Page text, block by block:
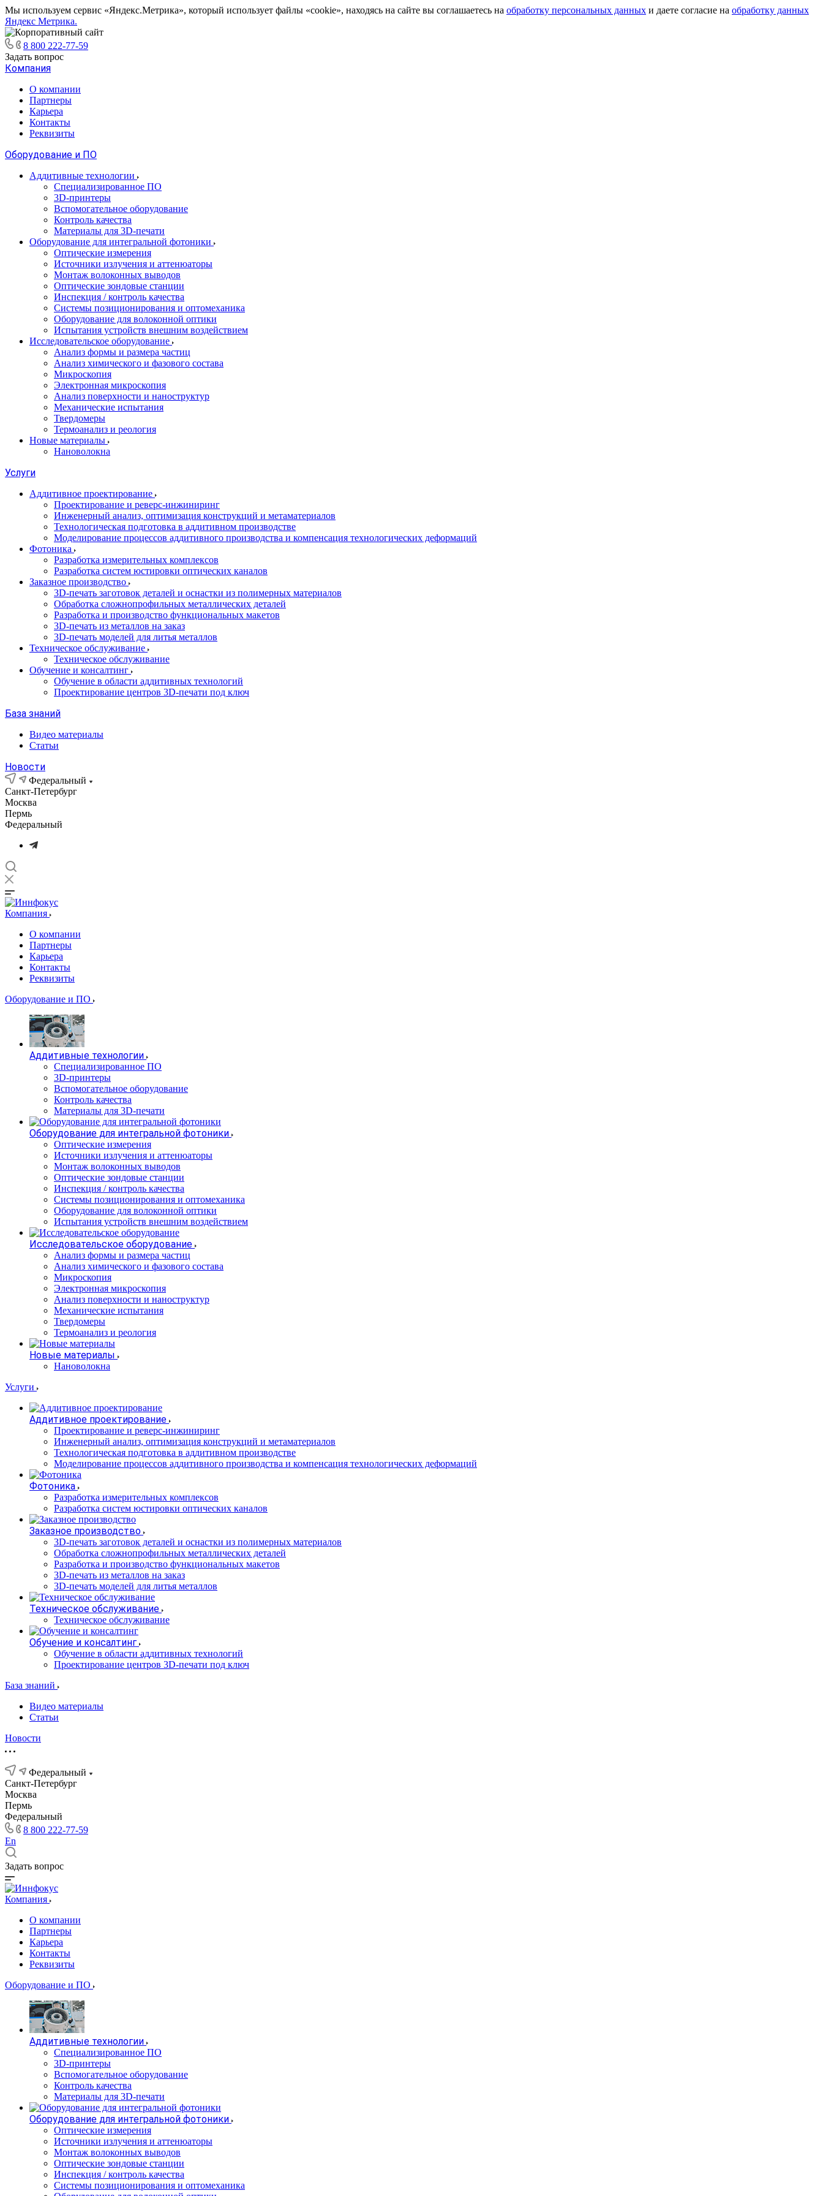
Мы используем сервис «Яндекс.Метрика», который использует файлы «cookie», находясь на сайте вы соглашаетесь на обработку персональных данных и даете согласие на обработку данных
Яндекс Метрика.
8 800 222-77-59
Задать вопрос
Компания
О компании
Партнеры
Карьера
Контакты
Реквизиты
Оборудование и ПО
Аддитивные технологии
Специализированное ПО
3D-принтеры
Вспомогательное оборудование
Контроль качества
Материалы для 3D-печати
Оборудование для интегральной фотоники
Оптические измерения
Источники излучения и аттенюаторы
Монтаж волоконных выводов
Оптические зондовые станции
Инспекция / контроль качества
Системы позиционирования и оптомеханика
Оборудование для волоконной оптики
Испытания устройств внешним воздействием
Исследовательское оборудование
Анализ формы и размера частиц
Анализ химического и фазового состава
Микроскопия
Электронная микроскопия
Анализ поверхности и наноструктур
Механические испытания
Твердомеры
Термоанализ и реология
Новые материалы
Нановолокна
Услуги
Аддитивное проектирование
Проектирование и реверс-инжиниринг
Инженерный анализ, оптимизация конструкций и метаматериалов
Технологическая подготовка в аддитивном производстве
Моделирование процессов аддитивного производства и компенсация технологических деформаций
Фотоника
Разработка измерительных комплексов
Разработка систем юстировки оптических каналов
Заказное производство
3D-печать заготовок деталей и оснастки из полимерных материалов
Обработка сложнопрофильных металлических деталей
Разработка и производство функциональных макетов
3D-печать из металлов на заказ
3D-печать моделей для литья металлов
Техническое обслуживание
Техническое обслуживание
Обучение и консалтинг
Обучение в области аддитивных технологий
Проектирование центров 3D-печати под ключ
База знаний
Видео материалы
Статьи
Новости
Федеральный
Санкт-Петербург
Москва
Пермь
Федеральный
Компания
О компании
Партнеры
Карьера
Контакты
Реквизиты
Оборудование и ПО
Аддитивные технологии
Специализированное ПО
3D-принтеры
Вспомогательное оборудование
Контроль качества
Материалы для 3D-печати
Оборудование для интегральной фотоники
Оптические измерения
Источники излучения и аттенюаторы
Монтаж волоконных выводов
Оптические зондовые станции
Инспекция / контроль качества
Системы позиционирования и оптомеханика
Оборудование для волоконной оптики
Испытания устройств внешним воздействием
Исследовательское оборудование
Анализ формы и размера частиц
Анализ химического и фазового состава
Микроскопия
Электронная микроскопия
Анализ поверхности и наноструктур
Механические испытания
Твердомеры
Термоанализ и реология
Новые материалы
Нановолокна
Услуги
Аддитивное проектирование
Проектирование и реверс-инжиниринг
Инженерный анализ, оптимизация конструкций и метаматериалов
Технологическая подготовка в аддитивном производстве
Моделирование процессов аддитивного производства и компенсация технологических деформаций
Фотоника
Разработка измерительных комплексов
Разработка систем юстировки оптических каналов
Заказное производство
3D-печать заготовок деталей и оснастки из полимерных материалов
Обработка сложнопрофильных металлических деталей
Разработка и производство функциональных макетов
3D-печать из металлов на заказ
3D-печать моделей для литья металлов
Техническое обслуживание
Техническое обслуживание
Обучение и консалтинг
Обучение в области аддитивных технологий
Проектирование центров 3D-печати под ключ
База знаний
Видео материалы
Статьи
Новости
Федеральный
Санкт-Петербург
Москва
Пермь
Федеральный
8 800 222-77-59
En
Задать вопрос
Компания
О компании
Партнеры
Карьера
Контакты
Реквизиты
Оборудование и ПО
Аддитивные технологии
Специализированное ПО
3D-принтеры
Вспомогательное оборудование
Контроль качества
Материалы для 3D-печати
Оборудование для интегральной фотоники
Оптические измерения
Источники излучения и аттенюаторы
Монтаж волоконных выводов
Оптические зондовые станции
Инспекция / контроль качества
Системы позиционирования и оптомеханика